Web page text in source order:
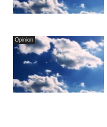
Opinion